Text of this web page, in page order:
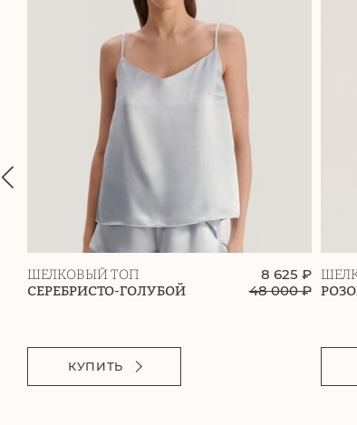
ШЕЛКОВЫЙ ТОП
СЕРЕБРИСТО-ГОЛУБОЙ
8 625 ₽
48 000₽
КУПИТЬ